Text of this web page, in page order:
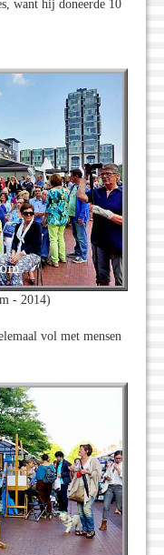
want hij doneerde 10
- 2014)
vol met mensen